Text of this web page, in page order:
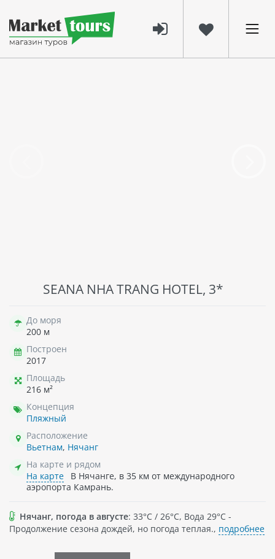
SEANA NHA TRANG HOTEL, 3*
До моря
200 м
Построен
2017
Площадь
216 м²
Концепция
Пляжный
Расположение
Вьетнам, Нячанг
На карте и рядом
На карте
В Нячанге, в 35 км от международного
аэропорта Камрань.
Нячанг, погода в августе: 33°C / 26°C, Вода 29°C -
Продолжение сезона дождей, но погода теплая., подробнее